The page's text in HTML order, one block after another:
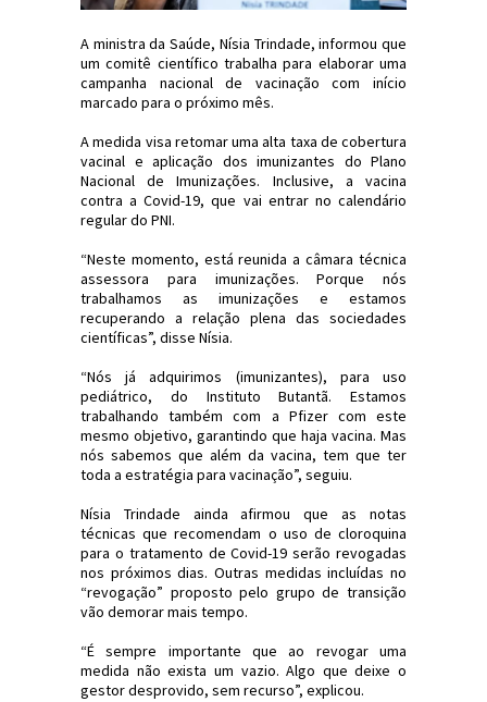
A ministra da Saúde, Nísia Trindade, informou que
um comitê científico trabalha para elaborar uma
campanha nacional de vacinação com início
marcado para o próximo mês.
A medida visa retomar uma alta taxa de cobertura
vacinal e aplicação dos imunizantes do Plano
Nacional de Imunizações. Inclusive, a vacina
contra a Covid-19, que vai entrar no calendário
regular do PNI.
“Neste momento, está reunida a câmara técnica
assessora para imunizações. Porque nós
trabalhamos as imunizações e estamos
recuperando a relação plena das sociedades
científicas”, disse Nísia.
“Nós já adquirimos (imunizantes), para uso
pediátrico, do Instituto Butantã. Estamos
trabalhando também com a Pfizer com este
mesmo objetivo, garantindo que haja vacina. Mas
nós sabemos que além da vacina, tem que ter
toda a estratégia para vacinação”, seguiu.
Nísia Trindade ainda afirmou que as notas
técnicas que recomendam o uso de cloroquina
para o tratamento de Covid-19 serão revogadas
nos próximos dias. Outras medidas incluídas no
“revogação” proposto pelo grupo de transição
vão demorar mais tempo.
“É sempre importante que ao revogar uma
medida não exista um vazio. Algo que deixe o
gestor desprovido, sem recurso”, explicou.